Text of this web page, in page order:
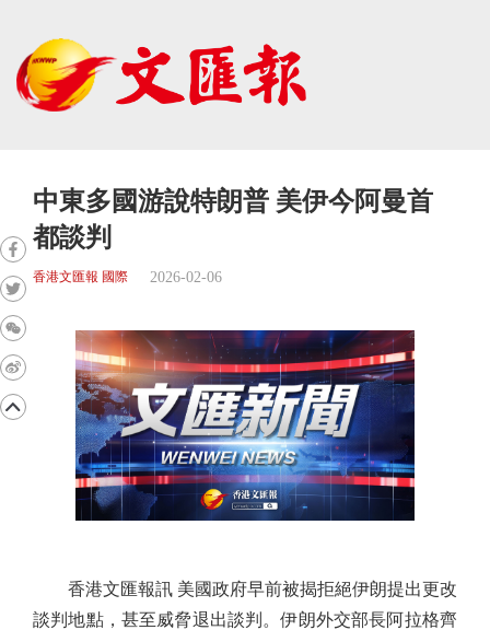
中東多國游說特朗普 美伊今阿曼首
都談判
香港文匯報 國際 2026-02-06
香港文匯報訊 美國政府早前被揭拒絕伊朗提出更改
談判地點，甚至威脅退出談判。伊朗外交部長阿拉格齊